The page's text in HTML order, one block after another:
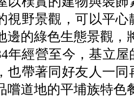
視野景觀，可以平
邊的綠色生態景觀，
年經營至今，基立
也帶著同好友人一
嚐道地的平埔族特色